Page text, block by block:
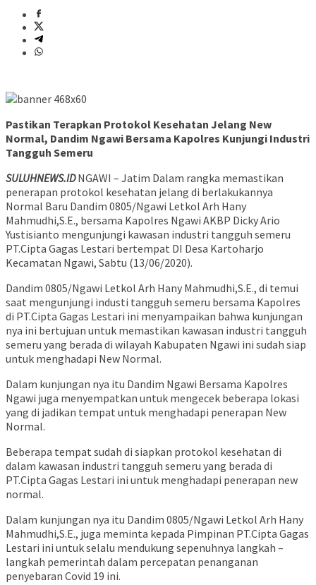
Pastikan Terapkan Protokol Kesehatan Jelang New
Normal, Dandim Ngawi Bersama Kapolres Kunjungi Industri
Tangguh Semeru
SULUHNEWS.IDNGAWI – Jatim Dalam rangka memastikan
penerapan protokol kesehatan jelang di berlakukannya
Normal Baru Dandim 0805/Ngawi Letkol Arh Hany
Mahmudhi,S.E., bersama Kapolres Ngawi AKBP Dicky Ario
Yustisianto mengunjungi kawasan industri tangguh semeru
PT.Cipta Gagas Lestari bertempat DI Desa Kartoharjo
Kecamatan Ngawi, Sabtu (13/06/2020).
Dandim 0805/Ngawi Letkol Arh Hany Mahmudhi,S.E., di temui
saat mengunjungi industi tangguh semeru bersama Kapolres
di PT.Cipta Gagas Lestari ini menyampaikan bahwa kunjungan
nya ini bertujuan untuk memastikan kawasan industri tangguh
semeru yang berada di wilayah Kabupaten Ngawi ini sudah siap
untuk menghadapi New Normal.
Dalam kunjungan nya itu Dandim Ngawi Bersama Kapolres
Ngawi juga menyempatkan untuk mengecek beberapa lokasi
yang di jadikan tempat untuk menghadapi penerapan New
Normal.
Beberapa tempat sudah di siapkan protokol kesehatan di
dalam kawasan industri tangguh semeru yang berada di
PT.Cipta Gagas Lestari ini untuk menghadapi penerapan new
normal.
Dalam kunjungan nya itu Dandim 0805/Ngawi Letkol Arh Hany
Mahmudhi,S.E., juga meminta kepada Pimpinan PT.Cipta Gagas
Lestari ini untuk selalu mendukung sepenuhnya langkah –
langkah pemerintah dalam percepatan penanganan
penyebaran Covid 19 ini.